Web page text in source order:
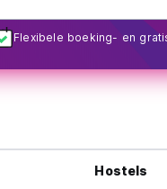
Flexibele boeking- en
Hostels